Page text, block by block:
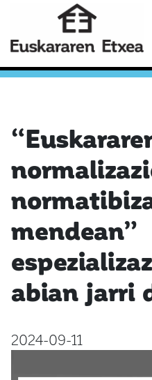
mendean”
abian jarri
2024-09-11